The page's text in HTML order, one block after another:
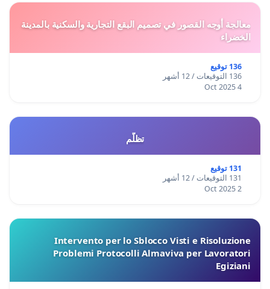
معالجة أوجه القصور في تصميم البقع التجارية والسكنية بالمدينة
الخضراء
136 توقيع
136 التوقيعات / 12 أشهر
4 Oct 2025
تظلّم
131 توقيع
131 التوقيعات / 12 أشهر
2 Oct 2025
Intervento per lo Sblocco Visti e Risoluzione
Problemi Protocolli Almaviva per Lavoratori
Egiziani